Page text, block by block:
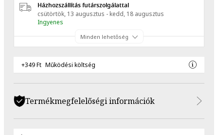
Házhozszállítás futárszolgálattal
csütörtök, 13 augusztus - kedd, 18 augusztus
Ingyenes
Minden lehetőség
+349 Ft Működési költség
Termékmegfelelőségi információk